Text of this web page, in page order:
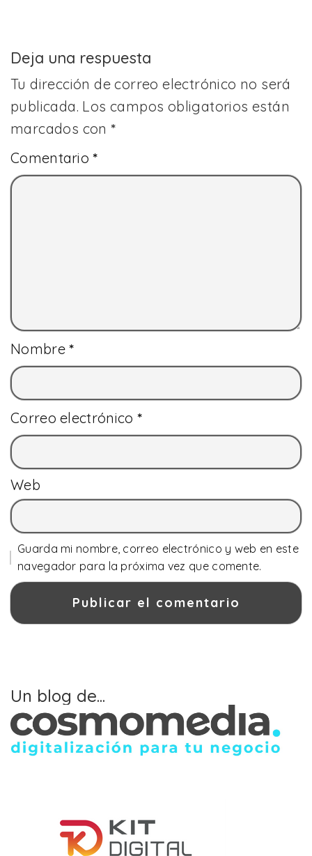
Deja una respuesta
Tu dirección de correo electrónico no será
publicada. Los campos obligatorios están
marcados con*
Comentario*
Nombre*
Correo electrónico *
Web
Guarda mi nombre, correo electrónico y web en este
navegador para la próxima vez que comente.
Un blog de...